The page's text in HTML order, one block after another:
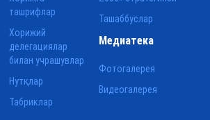
ташрифлар
Хорижий
делегациялар
билан учрашувлар
Нутқлар
Табриклар
Ташаббуслар
Медиатека
Фотогалерея
Видеогалерея